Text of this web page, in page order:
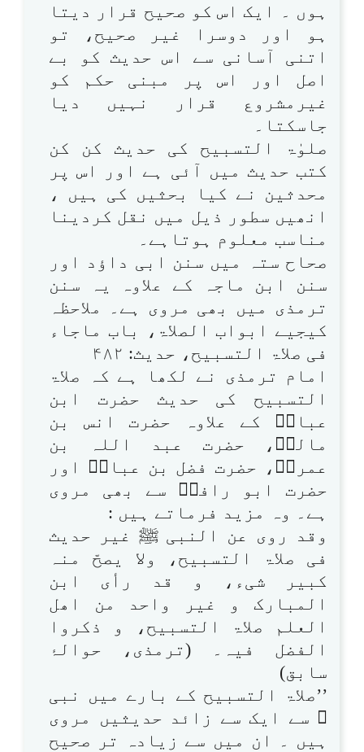
ہوں ۔ ایک اس کو صحیح قرار دیتا
ہو اور دوسرا غیر صحیح، تو
اتنی آسانی سے اس حدیث کو بے
اصل اور اس پر مبنی حکم کو
غیرمشروع قرار نہیں دیا
جاسکتا۔
صلوٰۃ التسبیح کی حدیث کن کن
کتب حدیث میں آئی ہے اور اس پر
محدثین نے کیا بحثیں کی ہیں ،
انھیں سطور ذیل میں نقل کردینا
مناسب معلوم ہوتاہے۔
صحاح ستہ میں سنن ابی داؤد اور
سنن ابن ماجہ کے علاوہ یہ سنن
ترمذی میں بھی مروی ہے۔ ملاحظہ
کیجیے ابواب الصلاۃ، باب ماجاء
فی صلاۃ التسبیح، حدیث: ۴۸۲
امام ترمذی نے لکھا ہے کہ صلاۃ
التسبیح کی حدیث حضرت ابن
عباسؓ کے علاوہ حضرت انس بن
مالکؓ، حضرت عبد اللہ بن
عمروؓ، حضرت فضل بن عباسؓ اور
حضرت ابو رافعؓ سے بھی مروی
ہے۔ وہ مزید فرماتے ہیں :
وقد روی عن النبی ﷺ غیر حدیث
فی صلاۃ التسبیح، ولا یصحّ منہ
کبیر شیء، و قد رأی ابن
المبارک و غیر واحد من اھل
العلم صلاۃ التسبیح، و ذکروا
الفضل فیہ۔ (ترمذی، حوالۂ
سابق)
’’صلاۃ التسبیح کے بارے میں نبی
ﷺ سے ایک سے زائد حدیثیں مروی
ہیں ۔ ان میں سے زیادہ تر صحیح